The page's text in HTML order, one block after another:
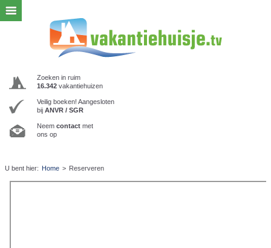
Zoeken in ruim
16.342 vakantiehuizen
Veilig boeken! Aangesloten
bij ANVR / SGR
Neem contact met
ons op
U bent hier: Home > Reserveren